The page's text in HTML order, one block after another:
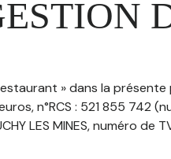
» dans la
n°RCS : 521 855 742
LES MINES, numéro de